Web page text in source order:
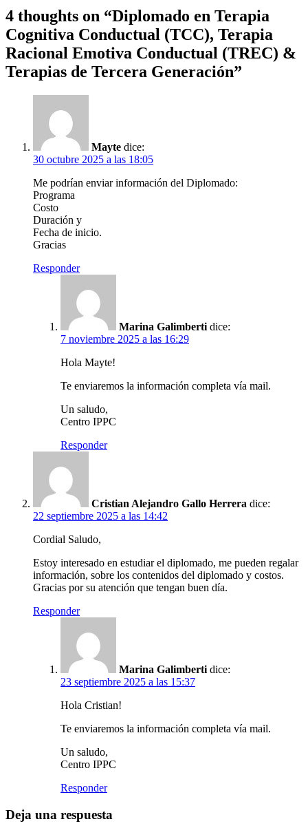
4 thoughts on “Diplomado en Terapia
Cognitiva Conductual (TCC), Terapia
Racional Emotiva Conductual (TREC) &
Terapias de Tercera Generación”
Mayte dice:
30 octubre 2025 a las 18:05
Me podrían enviar información del Diplomado:
Programa
Costo
Duración y
Fecha de inicio.
Gracias
Responder
Marina Galimberti dice:
7 noviembre 2025 a las 16:29
Hola Mayte!
Te enviaremos la información completa vía mail.
Un saludo,
Centro IPPC
Responder
Cristian Alejandro Gallo Herrera dice:
22 septiembre 2025 a las 14:42
Cordial Saludo,
Estoy interesado en estudiar el diplomado, me pueden regalar
información, sobre los contenidos del diplomado y costos.
Gracias por su atención que tengan buen día.
Responder
Marina Galimberti dice:
23 septiembre 2025 a las 15:37
Hola Cristian!
Te enviaremos la información completa vía mail.
Un saludo,
Centro IPPC
Responder
Deja una respuesta